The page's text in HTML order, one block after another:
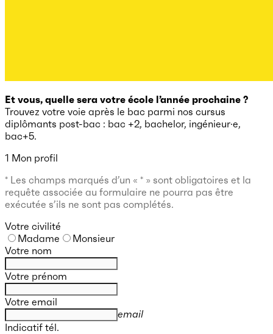
Et vous, quelle sera votre école l’année prochaine ?
Trouvez votre voie après le bac parmi nos cursus
diplômants post-bac : bac +2, bachelor, ingénieur·e,
bac+5.
1 Mon profil
* Les champs marqués d’un « * » sont obligatoires et la
requête associée au formulaire ne pourra pas être
exécutée s’ils ne sont pas complétés.
Votre civilité
Madame
Monsieur
Votre nom
Votre prénom
Votre email
email
Indicatif tél.